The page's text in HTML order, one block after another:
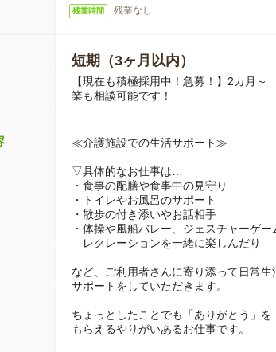
残業時間 残業なし
短期（3ヶ月以内）
【現在も積極採用中！急募！】2カ月
業も相談可能です！
≪介護施設での生活サポート≫
▽具体的なお仕事は…
・食事の配膳や食事中の見守り
・トイレやお風呂のサポート
・散歩の付き添いやお話相手
・体操や風船バレー、ジェスチャーゲー
レクレーションを一緒に楽しんだり
など、ご利用者さんに寄り添って日常生
サポートをしていただきます。
ちょっとしたことでも「ありがとう」を
もらえるやりがいあるお仕事です。